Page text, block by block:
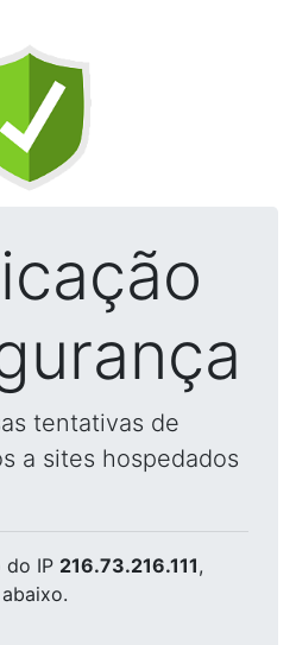
tentativas de
a sites hospedados
do IP 216.73.216.111,